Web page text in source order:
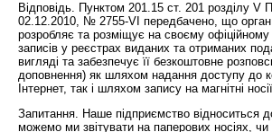
Відповідь. Пунктом 201.15 ст. 201 розділу V
02.12.2010, № 2755-VI передбачено, що орган
розробляє та розміщує на своєму офіційному
записів у реєстрах виданих та отриманих
вигляді та забезпечує її безкоштовне
доповнення) як шляхом надання доступу до
Інтернет, так і шляхом запису на магнітні
Запитання. Наше під­приємство відноситься
можемо ми звітувати на паперових носіях, чи